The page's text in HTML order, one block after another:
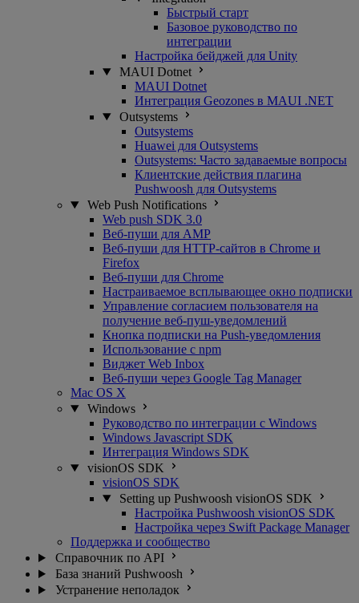
Быстрый старт
Базовое руководство по
интеграции
Настройка бейджей для Unity
MAUI Dotnet
MAUI Dotnet
Интеграция Geozones в MAUI .NET
Outsystems
Outsystems
Huawei для Outsystems
Outsystems: Часто задаваемые вопросы
Клиентские действия плагина
Pushwoosh для Outsystems
Web Push Notifications
Web push SDK 3.0
Веб-пуши для AMP
Веб-пуши для HTTP-сайтов в Chrome и
Firefox
Веб-пуши для Chrome
Настраиваемое всплывающее окно подписки
Управление согласием пользователя на
получение веб-пуш-уведомлений
Кнопка подписки на Push-уведомления
Использование с npm
Виджет Web Inbox
Веб-пуши через Google Tag Manager
Mac OS X
Windows
Руководство по интеграции с Windows
Windows Javascript SDK
Интеграция Windows SDK
visionOS SDK
visionOS SDK
Setting up Pushwoosh visionOS SDK
Настройка Pushwoosh visionOS SDK
Настройка через Swift Package Manager
Поддержка и сообщество
Справочник по API
База знаний Pushwoosh
Устранение неполадок